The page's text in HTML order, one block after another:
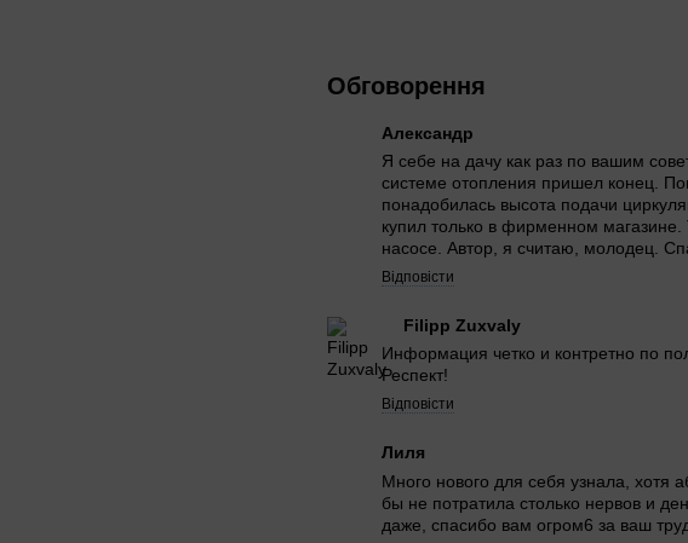
Обговорення
Александр
Я себе на дачу как раз по вашим
системе отопления пришел конец.
понадобилась высота подачи
купил только в фирменном магазине.
насосе. Автор, я считаю, молодец.
Відповісти
Filipp Zuxvaly
Информация четко и контретно по
Респект!
Відповісти
Лиля
Много нового для себя узнала, хотя
бы не потратила столько нервов и
даже, спасибо вам огром6 за ваш